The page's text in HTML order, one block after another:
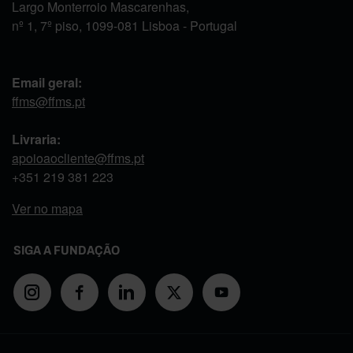
Largo Monterroio Mascarenhas,
nº 1, 7º piso, 1099-081 Lisboa - Portugal
Email geral:
ffms@ffms.pt
Livraria:
apoioaocliente@ffms.pt
+351 219 381 223
Ver no mapa
SIGA A FUNDAÇÃO